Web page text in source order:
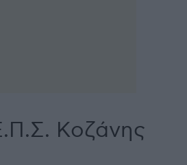
Κοζάνης